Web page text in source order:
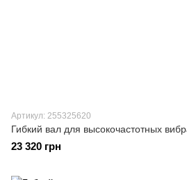
Артикул: 255325620
Гибкий вал для высокочастотных
23 320 грн